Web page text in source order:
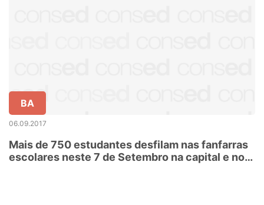
BA
06.09.2017
Mais de 750 estudantes desfilam nas fanfarras
escolares neste 7 de Setembro na capital e no